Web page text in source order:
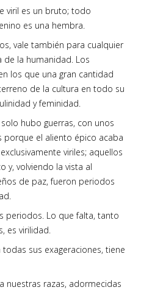
viril es un bruto; todo
es una hembra.
vale también para cualquier
de la humanidad. Los
los que una gran cantidad
de la cultura en todo su
y feminidad.
hubo guerras, con unos
el aliento épico acaba
viriles; aquellos
y, volviendo la vista al
de paz, fueron periodos
periodos. Lo que falta, tanto
es virilidad.
sus exageraciones, tiene
nuestras razas, adormecidas